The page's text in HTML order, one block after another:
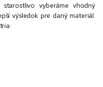
vyberáme vhodný
výsledok pre daný materiál.